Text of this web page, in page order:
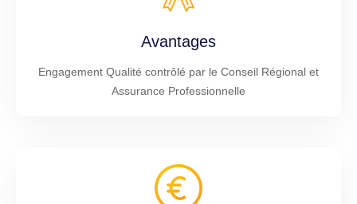
Avantages
Engagement Qualité contrôlé par le Conseil Régional et
Assurance Professionnelle